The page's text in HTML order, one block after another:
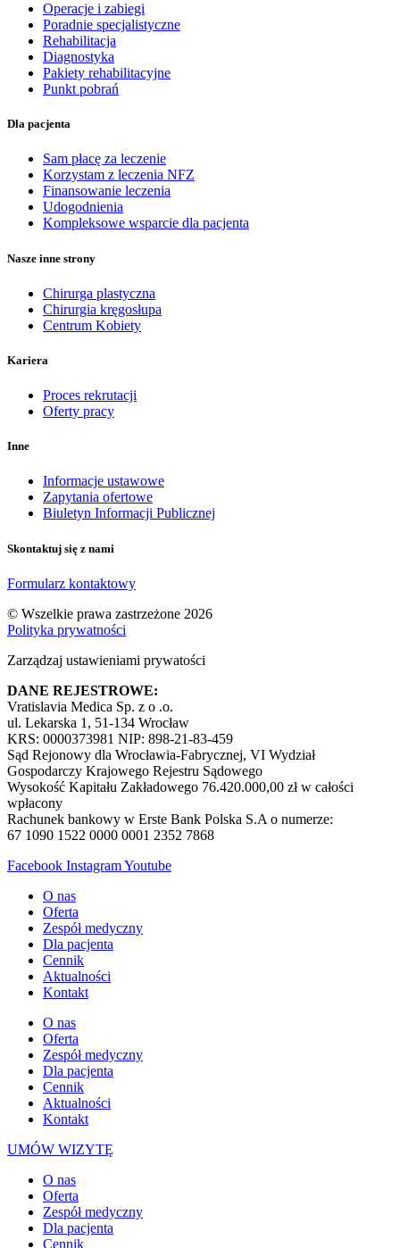
Operacje i zabiegi
Poradnie specjalistyczne
Rehabilitacja
Diagnostyka
Pakiety rehabilitacyjne
Punkt pobrań
Dla pacjenta
Sam płacę za leczenie
Korzystam z leczenia NFZ
Finansowanie leczenia
Udogodnienia
Kompleksowe wsparcie dla pacjenta
Nasze inne strony
Chirurga plastyczna
Chirurgia kręgosłupa
Centrum Kobiety
Kariera
Proces rekrutacji
Oferty pracy
Inne
Informacje ustawowe
Zapytania ofertowe
Biuletyn Informacji Publicznej
Skontaktuj się z nami
Formularz kontaktowy
© Wszelkie prawa zastrzeżone 2026
Polityka prywatności
Zarządzaj ustawieniami prywatości
DANE REJESTROWE:
Vratislavia Medica Sp. z o .o.
ul. Lekarska 1, 51-134 Wrocław
KRS: 0000373981 NIP: 898-21-83-459
Sąd Rejonowy dla Wrocławia-Fabrycznej, VI Wydział
Gospodarczy Krajowego Rejestru Sądowego
Wysokość Kapitału Zakładowego 76.420.000,00 zł w całości
wpłacony
Rachunek bankowy w Erste Bank Polska S.A o numerze:
67 1090 1522 0000 0001 2352 7868
Facebook InstagramYoutube
O nas
Oferta
Zespół medyczny
Dla pacjenta
Cennik
Aktualności
Kontakt
O nas
Oferta
Zespół medyczny
Dla pacjenta
Cennik
Aktualności
Kontakt
UMÓW WIZYTĘ
O nas
Oferta
Zespół medyczny
Dla pacjenta
Cennik